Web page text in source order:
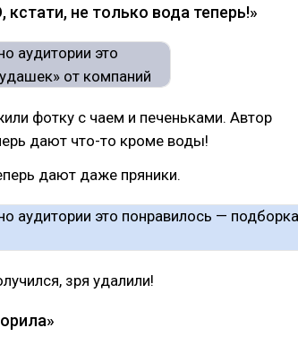
не только вода теперь!»
фотку с чаем и печеньками. Автор
дают что-то кроме воды!
дают даже пряники.
зря удалили!